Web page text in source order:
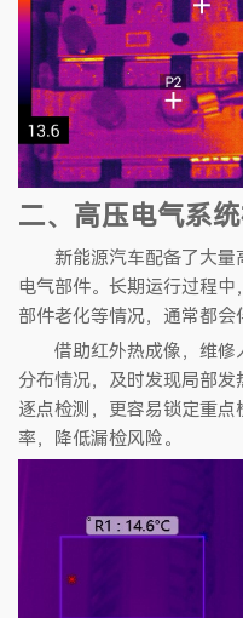
二、高压电气系
新能源汽车配备了大量
电气部件。长期运行过程
部件老化等情况，通常都会
借助红外热成像，维修
分布情况，及时发现局部
逐点检测，更容易锁定重
率，降低漏检风险。